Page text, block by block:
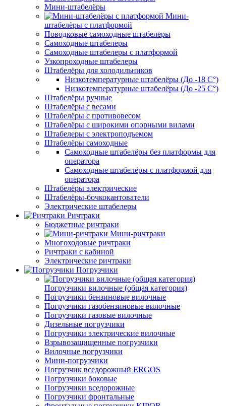
Мини-штабелёры
Мини-
штабелёры с платформой
Поводковые самоходные штабелеры
Самоходные штабелеры
Самоходные штабелеры с платформой
Узкопроходные штабелеры
Штабелёры для холодильников
Низкотемпературные штабелёры (До -18 C°)
Низкотемпературные штабелёры (До -25 C°)
Штабелёры ручные
Штабелёры с весами
Штабелёры с противовесом
Штабелёры с широкими опорными вилами
Штабелеры с электроподъемом
Штабелёры самоходные
Самоходные штабелёры без платформы для
оператора
Самоходные штабелёры с платформой для
оператора
Штабелёры электрические
Штабелёры-бочкокантователи
Электрические штабелеры
Ричтраки
Бюджетные ричтраки
Мини-ричтраки
Многоходовые ричтраки
Ричтраки с кабиной
Электрические ричтраки
Погрузчики
Погрузчики вилочные (общая категория)
Погрузчики бензиновые вилочные
Погрузчики газобензиновые вилочные
Погрузчики газовые вилочные
Дизельные погрузчики
Погрузчики электрические вилочные
Взрывозащищенные погрузчики
Вилочные погрузчики
Мини-погрузчики
Погрузчик вседорожный ERGOS
Погрузчики боковые
Погрузчики вседорожные
Погрузчики фронтальные